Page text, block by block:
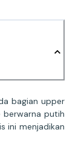
bagian upper
berwarna putih
ini menjadikan